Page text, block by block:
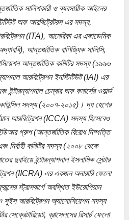
সালিশকারী ও ব্যবসায়ীক আইনের
অফ আরবিট্রেটরস এর সদস্য,
(ITA), আমেরিকা এর একাডেমিক
আন্তর্জাতিক বাণিজ্যিক সালিসি,
আন্তর্জাতিক কমিটির সদস্য (১৯৯৬
আরবিট্রেশন ইনস্টিটিউট (IAI) এর
চেম্বার অফ কমার্সের ওয়ার্ল্ড
কাউন্সিল সদস্য (২০০৭-২০১৫)। দ্য হেগের
আরবিট্রেশন (ICCA) সদস্য হিসেবেও
গ্রুপ (আন্তর্জাতিক বিরোধ নিষ্পত্তি
নির্বাহী কমিটির সদস্য (২০০৮ থেকে
দুবাইয়ে ইন্টারন্যাশনাল ইসলামিক সেন্টার
(IICRA) এর একজন অনারারি ফেলো
স্ট্রাসবার্গে অবস্থিত ইউরোপিয়ান
সুইস আরবিট্রেশন অ্যাসোসিয়েশন সদস্য
সেক্রেটারিয়েট, ব্রাসেলসের রিসার্চ ফেলো